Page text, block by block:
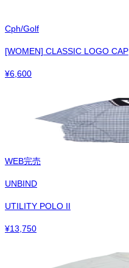
Cph/Golf
[WOMEN] CLASSIC LOGO CAP
¥6,600
WEB完売
UNBIND
UTILITY POLO II
¥13,750